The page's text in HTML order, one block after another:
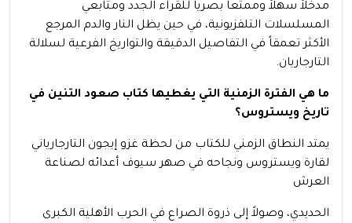
مدخلاً سهلاً وممتعاً بصرياً للقراء الجدد ومتابعي
المسلسلات التلفزيونية، في حين يظل النار والدم المرجع
الأكثر تعمقاً في التفاصيل الدقيقة والتواريخ الفرعية لسلالة
التارجاريان.
ما هي الفترة الزمنية التي يغطيها كتاب صعود التنين في
تاريخ ويستروس؟
يمتد النطاق الزمني للكتاب من لحظة غزو إيجون التارجارياني
لقارة ويستروس ونجاحه في صهر سيوف أعدائه لصناعة
العرش
الحديدي، وصولاً إلى ذروة الصراع في الحرب الأهلية الكبرى